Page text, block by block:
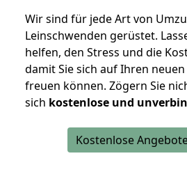
Wir sind für jede Art von
Leinschwenden gerüstet.
helfen, den Stress und die
damit Sie sich auf Ihren
freuen können. Zögern Sie
sich kostenlose und
Kostenlose